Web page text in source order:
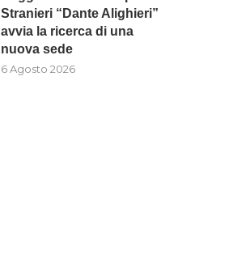
Stranieri “Dante Alighieri”
avvia la ricerca di una
nuova sede
6 Agosto 2026